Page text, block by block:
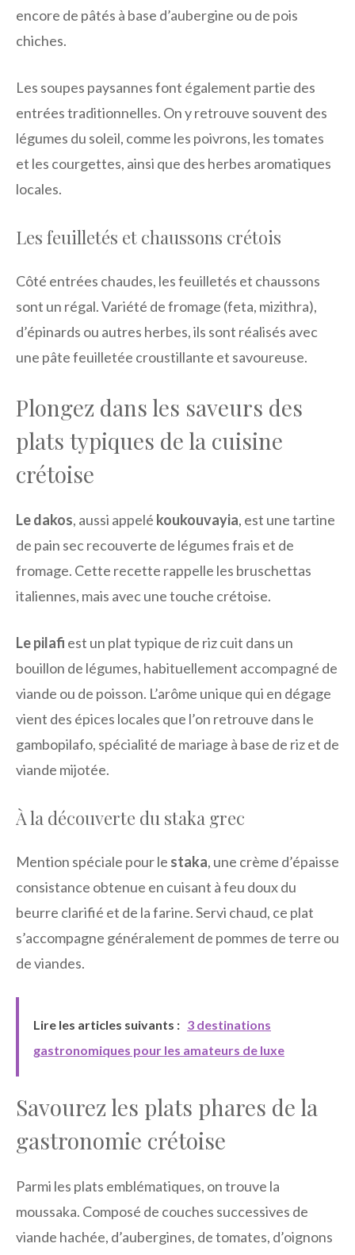
encore de pâtés à base d’aubergine ou de pois
chiches.
Les soupes paysannes font également partie des
entrées traditionnelles. On y retrouve souvent des
légumes du soleil, comme les poivrons, les tomates
et les courgettes, ainsi que des herbes aromatiques
locales.
Les feuilletés et chaussons crétois
Côté entrées chaudes, les feuilletés et chaussons
sont un régal. Variété de fromage (feta, mizithra),
d’épinards ou autres herbes, ils sont réalisés avec
une pâte feuilletée croustillante et savoureuse.
Plongez dans les saveurs des
plats typiques de la cuisine
crétoise
Le dakos, aussi appelé koukouvayia, est une tartine
de pain sec recouverte de légumes frais et de
fromage. Cette recette rappelle les bruschettas
italiennes, mais avec une touche crétoise.
Le pilafi est un plat typique de riz cuit dans un
bouillon de légumes, habituellement accompagné de
viande ou de poisson. L’arôme unique qui en dégage
vient des épices locales que l’on retrouve dans le
gambopilafo, spécialité de mariage à base de riz et de
viande mijotée.
À la découverte du staka grec
Mention spéciale pour le staka, une crème d’épaisse
consistance obtenue en cuisant à feu doux du
beurre clarifié et de la farine. Servi chaud, ce plat
s’accompagne généralement de pommes de terre ou
de viandes.
Lire les articles suivants : 3 destinations
gastronomiques pour les amateurs de luxe
Savourez les plats phares de la
gastronomie crétoise
Parmi les plats emblématiques, on trouve la
moussaka. Composé de couches successives de
viande hachée, d’aubergines, de tomates, d’oignons